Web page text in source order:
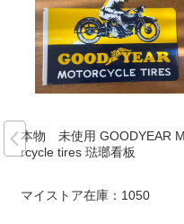
本物 未使用 GOODYEAR
rcycle tires 琺瑯看板
マイストア在庫： 1050